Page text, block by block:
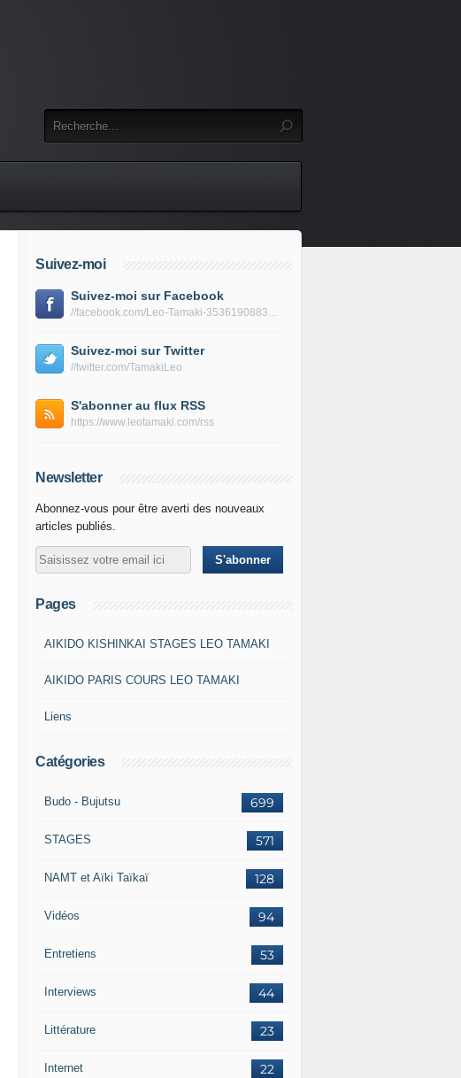
Suivez-moi
Suivez-moi sur Facebook
//facebook.com/Leo-Tamaki-353619088319688/
Suivez-moi sur Twitter
//twitter.com/TamakiLeo
S'abonner au flux RSS
https://www.leotamaki.com/rss
Newsletter
Abonnez-vous pour être averti des nouveaux
articles publiés.
Pages
AIKIDO KISHINKAI STAGES LEO TAMAKI
AIKIDO PARIS COURS LEO TAMAKI
Liens
Catégories
699
Budo - Bujutsu
571
STAGES
128
NAMT et Aïki Taïkaï
94
Vidéos
53
Entretiens
44
Interviews
23
Littérature
22
Internet